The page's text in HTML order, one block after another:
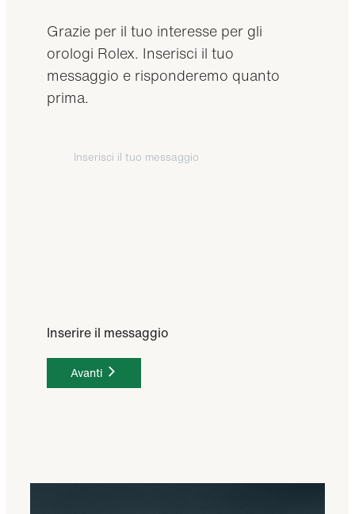
Grazie per il tuo interesse per gli
orologi Rolex. Inserisci il tuo
messaggio e risponderemo quanto
prima.
Inserire il messaggio
Avanti